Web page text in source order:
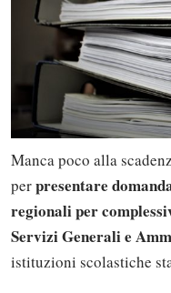
Manca poco alla
perpresentare
regionali per
Servizi Generali e
istituzioni scolastiche